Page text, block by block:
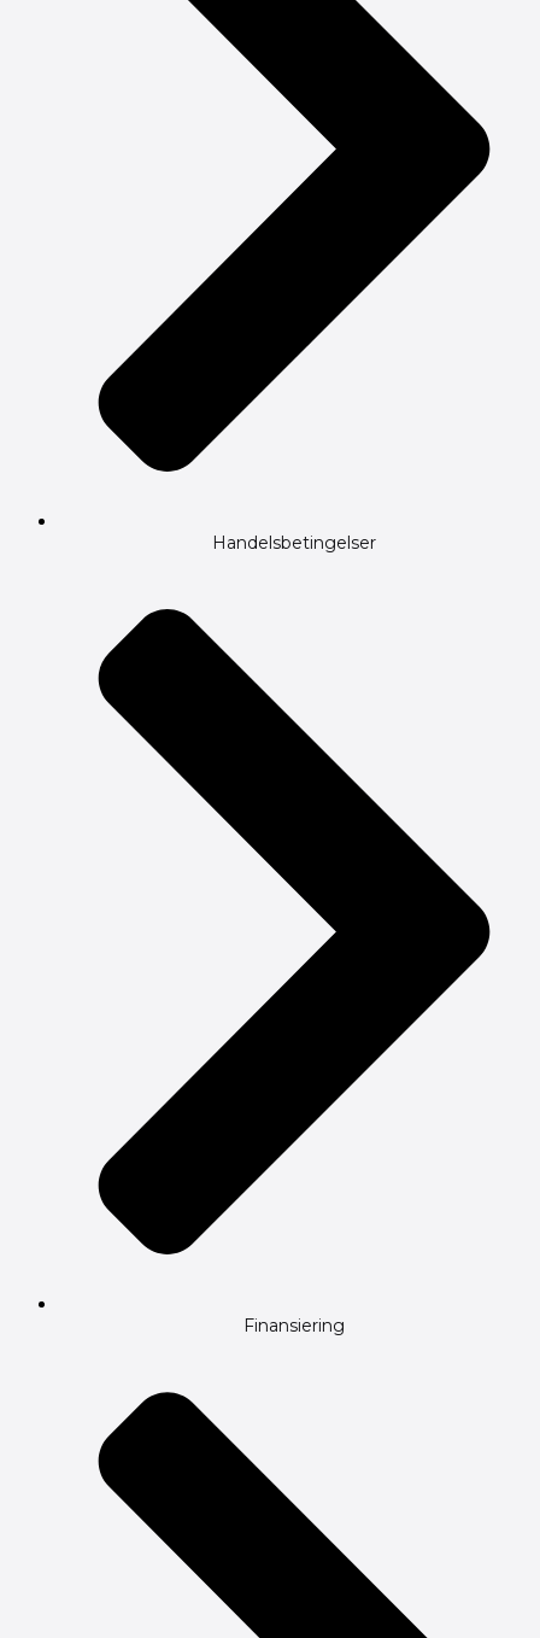
Handelsbetingelser
Finansiering